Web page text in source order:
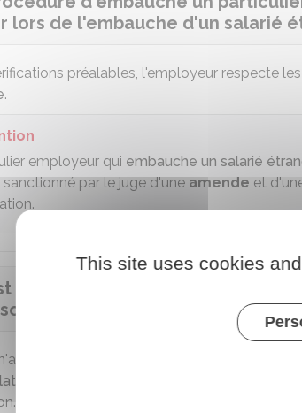
lors de l'embauche d'un salarié
préalables, l'employeur respecte les
.
employeur qui embauche un salarié
sanctionné par le juge d'uneamende et
la procédure d'immatriculation
?
pas de numéro de Sécurité sociale, la
le
This site uses cookies